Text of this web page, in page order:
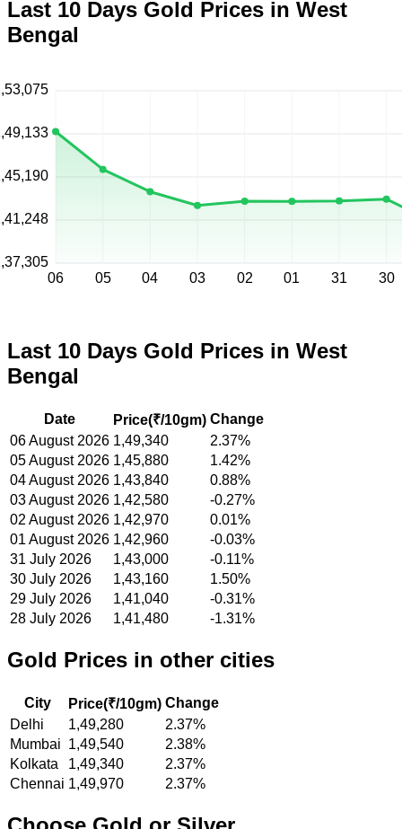
Last 10 Days Gold Prices in West
Bengal
06
05 04 03 02 01 31 30
Last 10 Days Gold Prices in West
Bengal
Date Price(₹/10gm) Change
06 August 2026 1,49,340
2.37%
05 August 2026 1,45,880
1.42%
04 August 2026 1,43,840
0.88%
03 August 2026 1,42,580
-0.27%
02 August 2026 1,42,970
0.01%
01 August 2026 1,42,960
-0.03%
31 July 2026
1,43,000
-0.11%
30 July 2026
1,43,160
1.50%
29 July 2026
1,41,040
-0.31%
28 July 2026
1,41,480 -1.31%
Gold Prices in other cities
City Price(₹/10gm) Change
Delhi
1,49,280
2.37%
Mumbai 1,49,540
2.38%
Kolkata
1,49,340
2.37%
Chennai 1,49,970 2.37%